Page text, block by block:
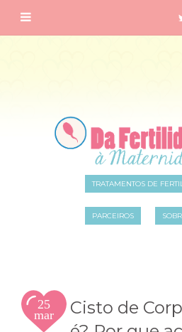
TRATAMENTOS DE
PARCEIROS
25
mar
2011
Cisto de